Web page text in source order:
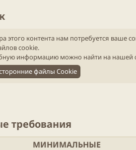
этого контента нам потребуется ваше
cookie.
информацию можно найти на нашей
файлы Cookie
требования​
МИНИМАЛЬНЫЕ